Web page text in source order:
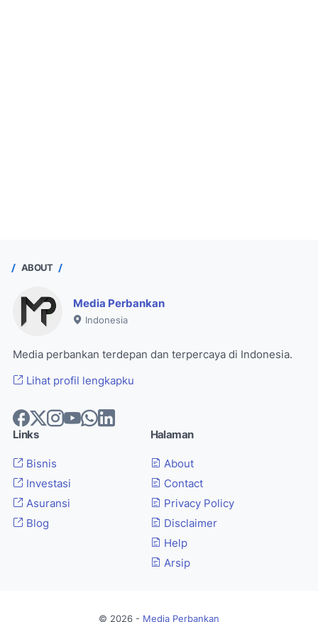
ABOUT
Media Perbankan
Indonesia
Media perbankan terdepan dan terpercaya di Indonesia.
Lihat profil lengkapku
Links
Bisnis
Investasi
Asuransi
Blog
Halaman
About
Contact
Privacy Policy
Disclaimer
Help
Arsip
© 2026 - Media Perbankan